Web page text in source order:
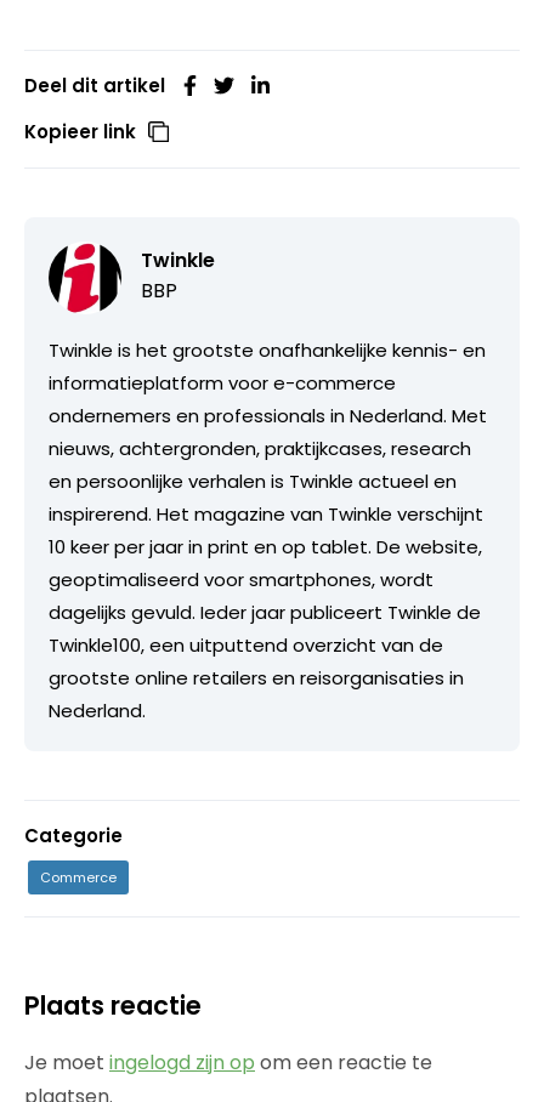
Deel dit artikel
Kopieer link
Twinkle
BBP
Twinkle is het grootste onafhankelijke kennis- en
informatieplatform voor e-commerce
ondernemers en professionals in Nederland. Met
nieuws, achtergronden, praktijkcases, research
en persoonlijke verhalen is Twinkle actueel en
inspirerend. Het magazine van Twinkle verschijnt
10 keer per jaar in print en op tablet. De website,
geoptimaliseerd voor smartphones, wordt
dagelijks gevuld. Ieder jaar publiceert Twinkle de
Twinkle100, een uitputtend overzicht van de
grootste online retailers en reisorganisaties in
Nederland.
Categorie
Commerce
Plaats reactie
Je moet ingelogd zijn op om een reactie te